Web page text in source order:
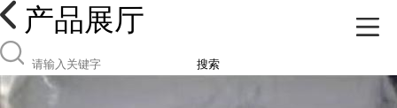
产品展厅
搜索